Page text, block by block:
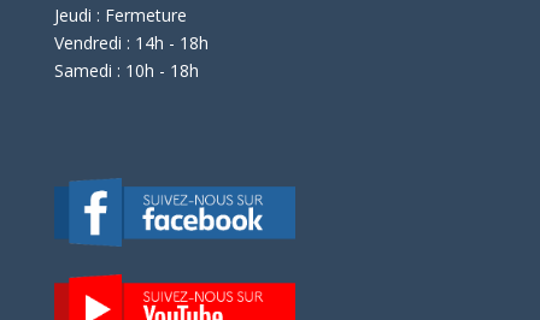
Jeudi : Fermeture
Vendredi : 14h - 18h
Samedi : 10h - 18h